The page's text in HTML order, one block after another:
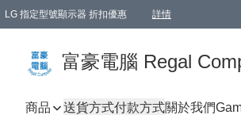
LG 指定型號顯示器 折扣優惠 詳情
富豪電腦 Regal
商品 送貨方式付款方式關於我們